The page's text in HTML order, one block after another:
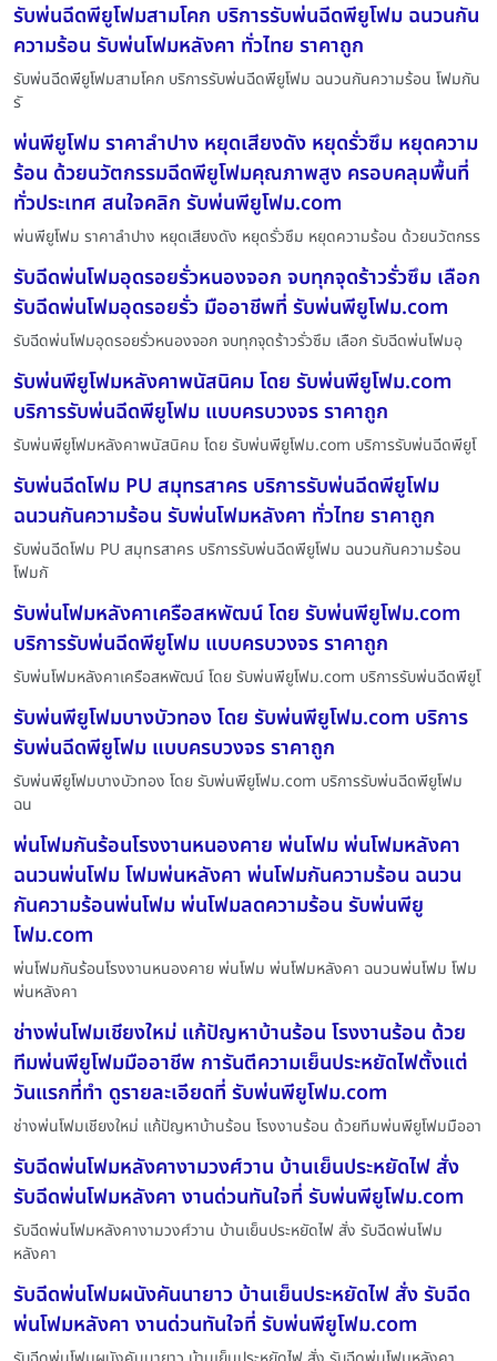
รับพ่นฉีดพียูโฟมสามโคก บริการรับพ่นฉีดพียูโฟม ฉนวนกัน
ความร้อน รับพ่นโฟมหลังคา ทั่วไทย ราคาถูก
รับพ่นฉีดพียูโฟมสามโคก บริการรับพ่นฉีดพียูโฟม ฉนวนกันความร้อน โฟมกัน
รั
พ่นพียูโฟม ราคาลำปาง หยุดเสียงดัง หยุดรั่วซึม หยุดความ
ร้อน ด้วยนวัตกรรมฉีดพียูโฟมคุณภาพสูง ครอบคลุมพื้นที่
ทั่วประเทศ สนใจคลิก รับพ่นพียูโฟม.com
พ่นพียูโฟม ราคาลำปาง หยุดเสียงดัง หยุดรั่วซึม หยุดความร้อน ด้วยนวัตกรร
รับฉีดพ่นโฟมอุดรอยรั่วหนองจอก จบทุกจุดร้าวรั่วซึม เลือก
รับฉีดพ่นโฟมอุดรอยรั่ว มืออาชีพที่ รับพ่นพียูโฟม.com
รับฉีดพ่นโฟมอุดรอยรั่วหนองจอก จบทุกจุดร้าวรั่วซึม เลือก รับฉีดพ่นโฟมอุ
รับพ่นพียูโฟมหลังคาพนัสนิคม โดย รับพ่นพียูโฟม.com
บริการรับพ่นฉีดพียูโฟม แบบครบวงจร ราคาถูก
รับพ่นพียูโฟมหลังคาพนัสนิคม โดย รับพ่นพียูโฟม.com บริการรับพ่นฉีดพียูโ
รับพ่นฉีดโฟม PU สมุทรสาคร บริการรับพ่นฉีดพียูโฟม
ฉนวนกันความร้อน รับพ่นโฟมหลังคา ทั่วไทย ราคาถูก
รับพ่นฉีดโฟม PU สมุทรสาคร บริการรับพ่นฉีดพียูโฟม ฉนวนกันความร้อน
โฟมกั
รับพ่นโฟมหลังคาเครือสหพัฒน์ โดย รับพ่นพียูโฟม.com
บริการรับพ่นฉีดพียูโฟม แบบครบวงจร ราคาถูก
รับพ่นโฟมหลังคาเครือสหพัฒน์ โดย รับพ่นพียูโฟม.com บริการรับพ่นฉีดพียูโ
รับพ่นพียูโฟมบางบัวทอง โดย รับพ่นพียูโฟม.com บริการ
รับพ่นฉีดพียูโฟม แบบครบวงจร ราคาถูก
รับพ่นพียูโฟมบางบัวทอง โดย รับพ่นพียูโฟม.com บริการรับพ่นฉีดพียูโฟม
ฉน
พ่นโฟมกันร้อนโรงงานหนองคาย พ่นโฟม พ่นโฟมหลังคา
ฉนวนพ่นโฟม โฟมพ่นหลังคา พ่นโฟมกันความร้อน ฉนวน
กันความร้อนพ่นโฟม พ่นโฟมลดความร้อน รับพ่นพียู
โฟม.com
พ่นโฟมกันร้อนโรงงานหนองคาย พ่นโฟม พ่นโฟมหลังคา ฉนวนพ่นโฟม โฟม
พ่นหลังคา
ช่างพ่นโฟมเชียงใหม่ แก้ปัญหาบ้านร้อน โรงงานร้อน ด้วย
ทีมพ่นพียูโฟมมืออาชีพ การันตีความเย็นประหยัดไฟตั้งแต่
วันแรกที่ทำ ดูรายละเอียดที่ รับพ่นพียูโฟม.com
ช่างพ่นโฟมเชียงใหม่ แก้ปัญหาบ้านร้อน โรงงานร้อน ด้วยทีมพ่นพียูโฟมมืออา
รับฉีดพ่นโฟมหลังคางามวงศ์วาน บ้านเย็นประหยัดไฟ สั่ง
รับฉีดพ่นโฟมหลังคา งานด่วนทันใจที่ รับพ่นพียูโฟม.com
รับฉีดพ่นโฟมหลังคางามวงศ์วาน บ้านเย็นประหยัดไฟ สั่ง รับฉีดพ่นโฟม
หลังคา
รับฉีดพ่นโฟมผนังคันนายาว บ้านเย็นประหยัดไฟ สั่ง รับฉีด
พ่นโฟมหลังคา งานด่วนทันใจที่ รับพ่นพียูโฟม.com